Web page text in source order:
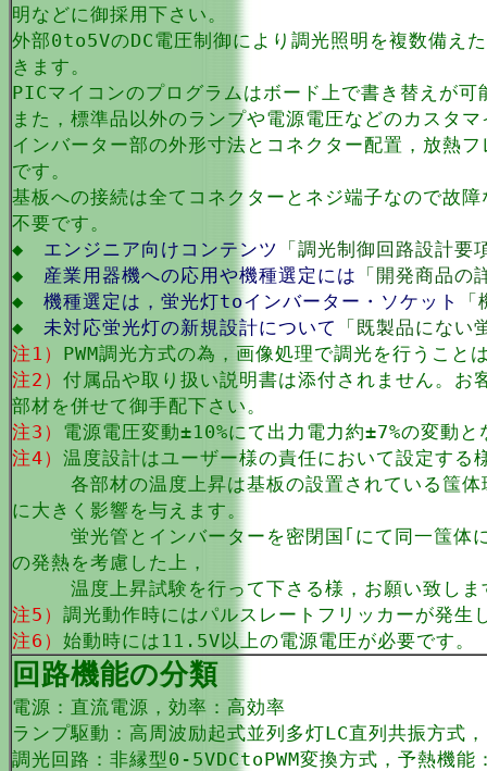
明などに御採用下さい。
外部0to5VのDC電圧制御により調光照明を複数備え
きます。
PICマイコンのプログラムはボード上で書き替えが可
また，標準品以外のランプや電源電圧などのカスタ
インバーター部の外形寸法とコネクター配置，放熱
です。
基板への接続は全てコネクターとネジ端子なので故
不要です。
◆ エンジニア向けコンテンツ
「調光制御回路設計要
◆ 産業用器機への応用や機種選定には 「開発商品の
◆ 機種選定は，蛍光灯toインバーター・ソケット
◆ 未対応蛍光灯の新規設計について
「既製品にな
注1） PWM調光方式の為，画像処理で調光を行うこと
注2） 付属品や取り扱い説明書は添付されません。お
部材を併せて御手配下さい。
注3） 電源電圧変動±10%にて出力電力約±7%の変動と
注4） 温度設計はユーザー様の責任において設定する
各部材の温度上昇は基板の設置されている筺体
に大きく影響を与えます。
蛍光管とインバーターを密閉国｢にて同一筺体に
の発熱を考慮した上，
温度上昇試験を行って下さる様，お願い致しま
注5） 調光動作時にはパルスレートフリッカーが発生
注6） 始動時には11.5V以上の電源電圧が必要です。
回路機能の分類
電源：直流電源，効率：高効率
ランプ駆動：高周波励起式並列多灯LC直列共振方式
調光回路：非縁型0-5VDCtoPWM変換方式，予熱機能